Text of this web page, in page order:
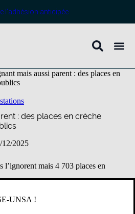
l’adhésion anticipée
mais aussi parent : des places en
: des places en crèche
12/2025
l’ignorent mais 4 703 places en
UNSA !